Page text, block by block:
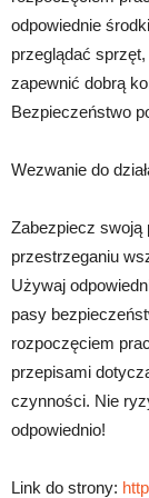
odpowiednie
przeglądać
zapewnić dobrą
Bezpieczeństwo
Wezwanie do
Zabezpiecz swoją
przestrzeganiu
Używaj
pasy
rozpoczęciem
przepisami
czynności. Nie
odpowiednio!
Link do strony: